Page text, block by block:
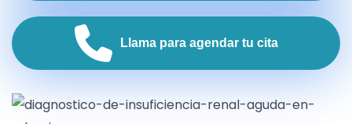
Llama para agendar tu cita